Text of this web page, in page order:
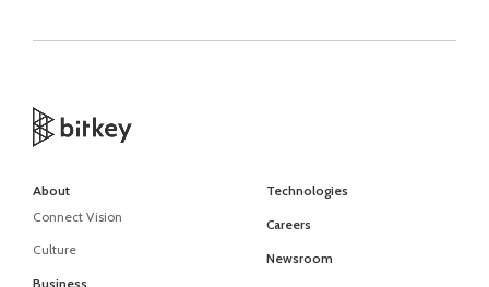
About
Connect Vision
Culture
Business
Technologies
Careers
Newsroom